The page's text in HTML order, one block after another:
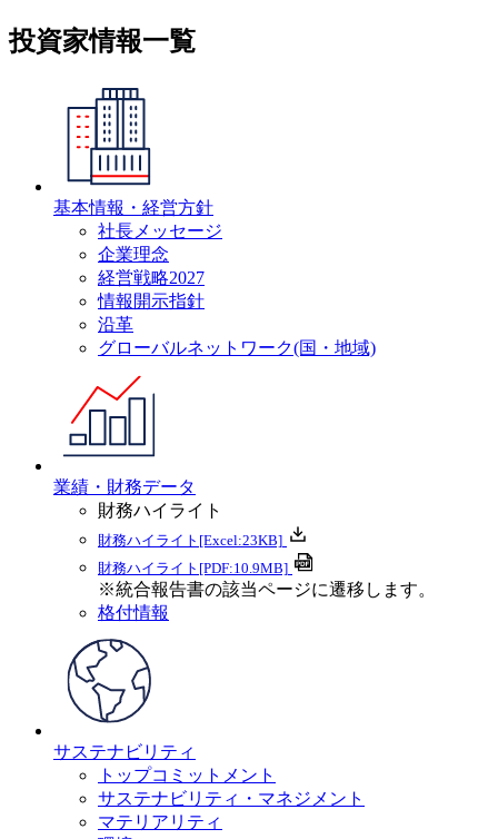
投資家情報一覧
基本情報・経営方針
社長メッセージ
企業理念
経営戦略2027
情報開示指針
沿革
グローバルネットワーク(国・地域)
業績・財務データ
財務ハイライト
財務ハイライト [Excel:23KB]
財務ハイライト [PDF:10.9MB]
※統合報告書の該当ページに遷移します。
格付情報
サステナビリティ
トップコミットメント
サステナビリティ・マネジメント
マテリアリティ